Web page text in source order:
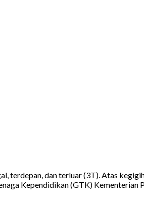
terdepan, dan terluar (3T). Atas
Kependidikan (GTK) Kementerian